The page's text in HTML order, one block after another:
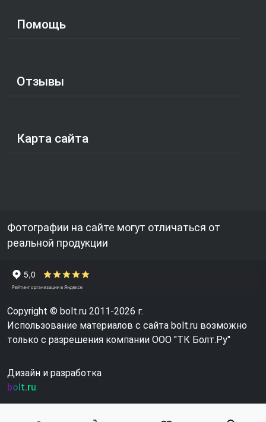
Помощь
Отзывы
Карта сайта
Фотографии на сайте могут отличаться от
реальной продукции
Copyright © bolt.ru 2011-2026 г.
Использование материалов с сайта bolt.ru возможно
только с разрешения компании ООО "ТК Болт.Ру"
Дизайн и разработка
bolt.ru